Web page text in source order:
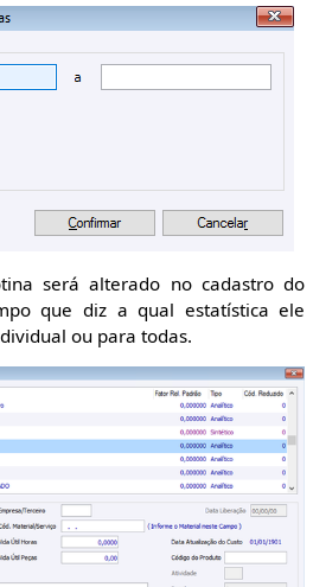
será alterado no cadastro do
que diz a qual estatística ele
ou para todas.